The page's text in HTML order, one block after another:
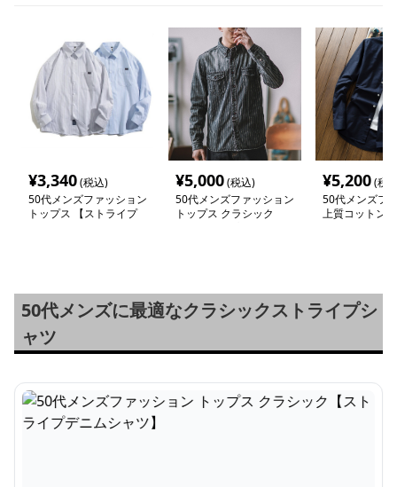
¥3,340(税込)
50代メンズファッション
トップス 【ストライプ
¥5,000(税込)
50代メンズファッション
トップス クラシック
¥5,200(税
50代メンズフ
上質コットン
50代メンズに最適なクラシックストライプシ
ャツ